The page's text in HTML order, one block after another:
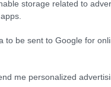
storage related to
to be sent to Google for
me personalized
possono essere
fondamentale è
temperature
La
fenomeno delle